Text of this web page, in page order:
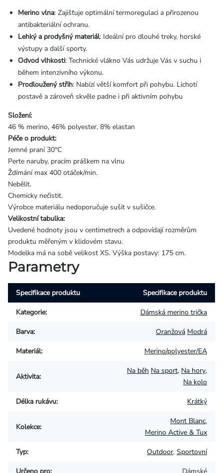
Merino vlna: Zajišťuje optimální termoregulaci a přirozenou
antibakteriální ochranu.
Lehký a prodyšný materiál: Ideální pro dlouhé treky, horské
výstupy a další sporty.
Odvod vlhkosti: Technické vlákno Vás udržuje Vás v suchu i
během intenzivního výkonu.
Prodloužený střih: Nabízí větší komfort při pohybu. Lichotí
postavě a zároveň skvěle padne i při aktivním pohybu
Složení:
46 % merino, 46% polyester, 8% elastan
Péče o produkt:
Jemné praní 30°C
Perte naruby, pracím práškem na vlnu
Ždímání max 400 otáček/min.
Nebělit.
Chemicky nečistit.
Výrobce materiálu nedoporučuje sušit v sušičce.
Velikostní tabulka:
Uvedené hodnoty jsou v centimetrech a odpovídají rozměrům
produktu měřeným v klidovém stavu.
Modelka má na sobě velikost XS. Výška postavy: 175 cm.
Parametry
Specifikace produktu Specifikace produktu
Kategorie: Dámská merino trička
Barva: Oranžová Modrá
Materiál: Merino/polyester/EA
Aktivita:
Na běh Na sport, Na hory,
Na kolo
Délka rukávu: Krátký
Kolekce:
Mont Blanc,
Merino Active & Tux
Typ: Outdoor, Sportovní